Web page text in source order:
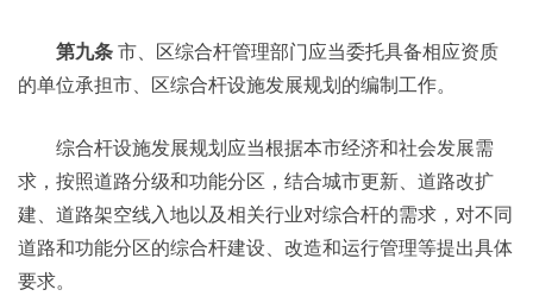
第九条 市、区综合杆管理部门应当委托具备相应资质
的单位承担市、区综合杆设施发展规划的编制工作。
综合杆设施发展规划应当根据本市经济和社会发展需
求，按照道路分级和功能分区，结合城市更新、道路改扩
建、道路架空线入地以及相关行业对综合杆的需求，对不同
道路和功能分区的综合杆建设、改造和运行管理等提出具体
要求。